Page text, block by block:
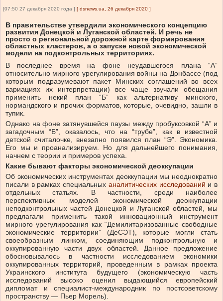
[07:50 27 декабря 2020 года ] [ dsnews.ua, 26 декабря 2020 ]
В правительстве утвердили экономического концепцию
развития Донецкой и Луганской областей. И речь не
просто о региональной дорожной карте формирования
областных кластеров, а о запуске новой экономической
модели на подконтрольных территориях.
В последнее время на фоне неудавшегося плана “А”
относительно мирного урегулирования войны на Донбассе (под
которым подразумевают пакет Минских соглашений во всех
вариациях их интерпретации) все чаще звучали обещания
применить некий план “Б” как альтернативу минского,
нормандского и прочих форматов, которые, очевидно, зашли в
тупик.
Однако на фоне затянувшейся паузы между пробуксовкой “А” и
загадочным “Б”, оказалось, что на “трубе”, как в известной
детской считалочке, внезапно появился план “Э”. Экономика.
Его мы и проанализируем. Но для дальнейшего понимания,
начнем с теории и примеров успеха.
Какие бывают факторы экономической деоккупации
Об экономических инструментах деоккупации мы неоднократно
писали в рамках специальных аналитических исследований и в
отдельных статьях. В частности, среди наиболее
перспективных моделей экономической деоккупации
неподконтрольных частей Донецкой и Луганской областей, мы
предлагали применить такой инновационный инструмент
мирного урегулирования как “Демилитаризованные свободные
экономические территории” (ДеСЭТ), которые могли стать
своеобразным линком, соединяющим подконтрольную и
оккупированную части двух областей. Данное предложение
обосновывалось в частности исследованием экономики
оккупированных территорий, проведенным в рамках проекта
Украинского института будущего (экономическую часть
исследований высоко оценил выдающийся европейский
дипломат и специалист-международник по постсоветскому
пространству — Пьер Морель).